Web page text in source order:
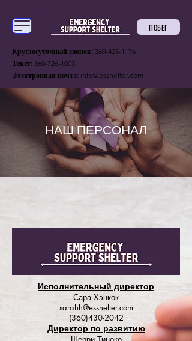
ПОБЕГ
Круглосуточный звонок: 360-425-1176
Текст: 360-726-1003
Электронная почта: info@esshelter.com
НАШ ПЕРСОНАЛ
Исполнительный директор
Сара Хэнкок
sarahh@esshelter.com
(360)430-2042
Директор по развитию